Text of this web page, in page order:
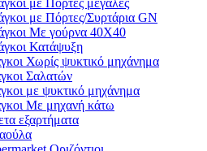
με Πόρτες μεγάλες
με Πόρτες/Συρτάρια GN
Με γούρνα 40Χ40
Κατάψυξη
Χωρίς ψυκτικό μηχάνημα
Σαλατών
με ψυκτικό μηχάνημα
Με μηχανή κάτω
εξαρτήματα